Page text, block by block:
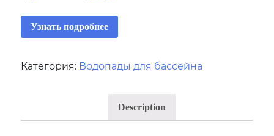
Узнать подробнее
Категория: Водопады для бассейна
Description